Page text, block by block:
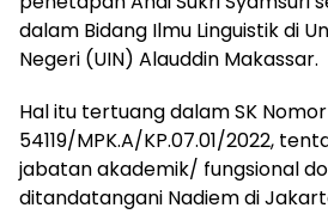
dalam Bidang Ilmu Linguistik di
Negeri (UIN) Alauddin Makassar.
Hal itu tertuang dalam SK Nomor
54119/MPK.A/KP.07.01/2022,
jabatan akademik/ fungsional
ditandatangani Nadiem di